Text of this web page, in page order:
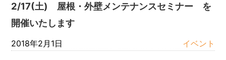
2/17(土) 屋根・外壁メンテナンスセミナー を
開催いたします
2018年2月1日 イベント